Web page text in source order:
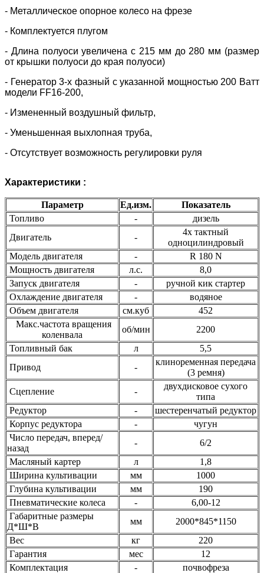
- Металлическое опорное колесо на фрезе
- Комплектуется плугом
- Длина полуоси увеличена с 215 мм до 280 мм (размер
от крышки полуоси до края полуоси)
- Генератор 3-х фазный с указанной мощностью 200 Ватт
модели FF16-200,
- Измененный воздушный фильтр,
- Уменьшенная выхлопная труба,
- Отсутствует возможность регулировки руля
Характеристики :
Параметр Ед.изм.
Показатель
Топливо
-
дизель
Двигатель
-
4х тактный
одноцилиндровый
Модель двигателя
-
R 180 N
Мощность двигателя
л.с.
8,0
Запуск двигателя
-
ручной кик стартер
Охлаждение двигателя
-
водяное
Объем двигателя
см.куб
452
Макс.частота вращения
коленвала
об/мин
2200
Топливный бак
л
5,5
Привод
-
клиноременная передача
(3 ремня)
Сцепление
-
двухдисковое сухого
типа
Редуктор
-
шестеренчатый редуктор
Корпус редуктора
-
чугун
Число передач, вперед/
назад
-
6/2
Масляный картер
л
1,8
Ширина культивации
мм
1000
Глубина культивации
мм
190
Пневматические колеса
-
6,00-12
Габаритные размеры
Д*Ш*В
мм
2000*845*1150
Вес
кг
220
Гарантия
мес
12
Комплектация
- почвофреза